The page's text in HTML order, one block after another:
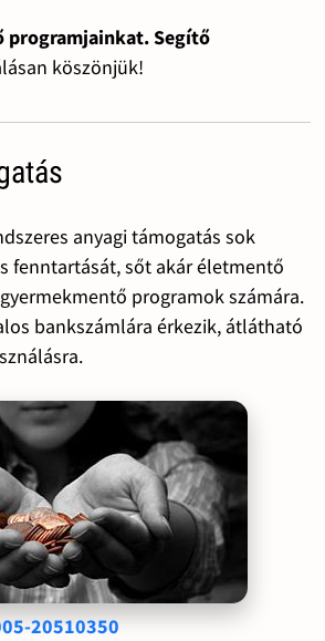
programjainkat. Segítő
köszönjük!
anyagi támogatás sok
fenntartását, sőt akár életmentő
programok számára.
bankszámlára érkezik, átlátható
20510350